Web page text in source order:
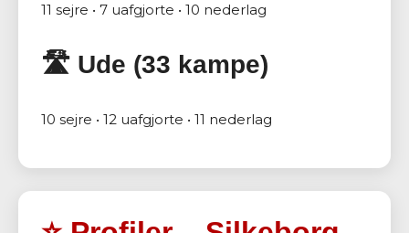
11 sejre • 7 uafgjorte • 10 nederlag
🛣️ Ude (33 kampe)
10 sejre • 12 uafgjorte • 11 nederlag